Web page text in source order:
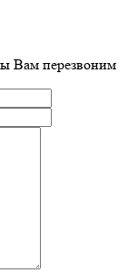
Вам перезвоним